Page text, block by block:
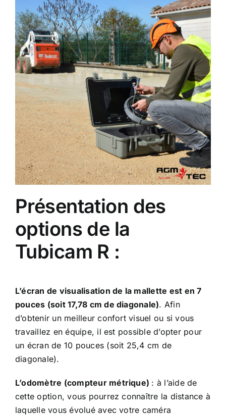
Présentation des
options de la
Tubicam R :
L’écran de visualisation de la mallette est en 7
pouces (soit 17,78 cm de diagonale). Afin
d’obtenir un meilleur confort visuel ou si vous
travaillez en équipe, il est possible d’opter pour
un écran de 10 pouces (soit 25,4 cm de
diagonale).
L’odomètre (compteur métrique) : à l’aide de
cette option, vous pourrez connaître la distance à
laquelle vous évolué avec votre caméra